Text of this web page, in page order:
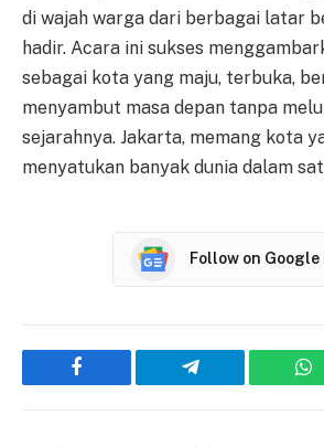
di wajah warga dari berbagai latar
hadir. Acara ini sukses
sebagai kota yang maju, terbuka,
menyambut masa depan tanpa
sejarahnya. Jakarta, memang kota
menyatukan banyak dunia dalam
Follow on Google
Facebook Telegram